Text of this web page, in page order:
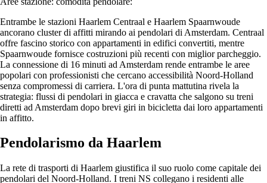
Entrambe le stazioni Haarlem Centraal e Haarlem Spaarnwoude
ancorano cluster di affitti mirando ai pendolari di Amsterdam. Centraal
offre fascino storico con appartamenti in edifici convertiti, mentre
Spaarnwoude fornisce costruzioni più recenti con miglior parcheggio.
La connessione di 16 minuti ad Amsterdam rende entrambe le aree
popolari con professionisti che cercano accessibilità Noord-Holland
senza compromessi di carriera. L'ora di punta mattutina rivela la
strategia: flussi di pendolari in giacca e cravatta che salgono su treni
diretti ad Amsterdam dopo brevi giri in bicicletta dai loro appartamenti
in affitto.
Pendolarismo da Haarlem
La rete di trasporti di Haarlem giustifica il suo ruolo come capitale dei
pendolari del Noord-Holland. I treni NS collegano i residenti alle